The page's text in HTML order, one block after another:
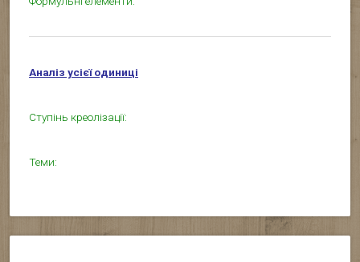
Аналіз усієї одиниці
Ступінь креолізації:
Теми: